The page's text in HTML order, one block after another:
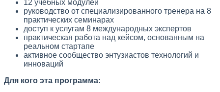
12 учебных модулей
руководство от специализированного тренера на 8
практических семинарах
доступ к услугам 8 международных экспертов
практическая работа над кейсом, основанным на
реальном стартапе
активное сообщество энтузиастов технологий и
инноваций
Для кого эта программа: